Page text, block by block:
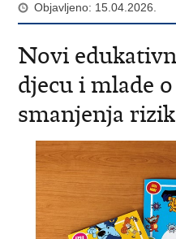
Objavljeno: 15.04.2026.
Novi
djecu i mlade
smanjenja